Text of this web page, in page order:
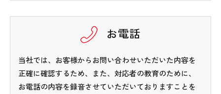
お電話
当社では、お客様からお問い合わせいただいた内容を
正確に確認するため、また、対応者の教育のために、
お電話の内容を録音させていただいておりますことを